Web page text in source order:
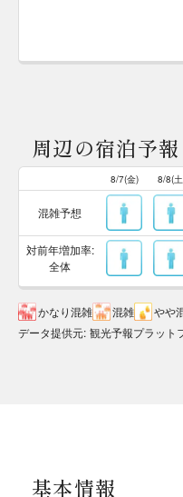
周辺の宿泊予報
8/7(金) 8/8(
混雑予想
対前年増加率:
全体
かなり混雑 混雑 やや
データ提供元: 観光予報プラット
基本情報